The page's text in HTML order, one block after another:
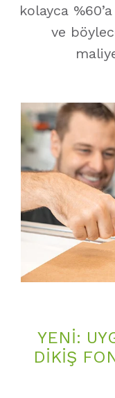
kolayca
ve
YENI:
DIKIŞ